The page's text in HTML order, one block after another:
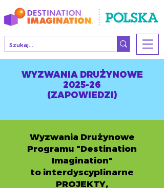
WYZWANIA DRUŻYNOWE
2025-26
(ZAPOWIEDZI)
Wyzwania Drużynowe
Programu "Destination
Imagination"
to interdyscyplinarne
PROJEKTY,